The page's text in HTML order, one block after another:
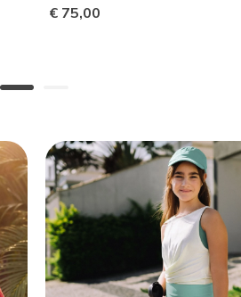
€ 75,00